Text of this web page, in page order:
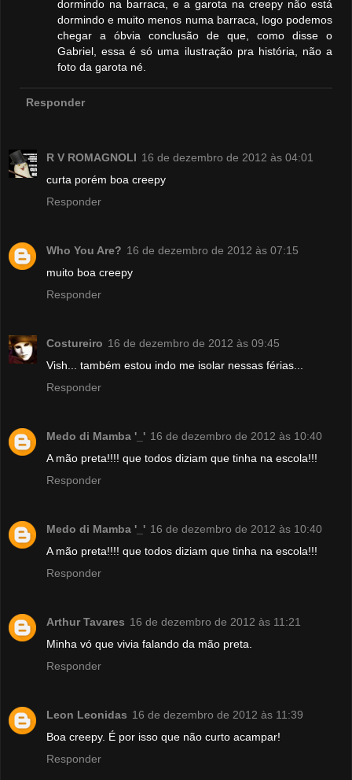
dormindo na barraca, e a garota na creepy não está
dormindo e muito menos numa barraca, logo podemos
chegar a óbvia conclusão de que, como disse o
Gabriel, essa é só uma ilustração pra história, não a
foto da garota né.
Responder
R V ROMAGNOLI 16 de dezembro de 2012 às 04:01
curta porém boa creepy
Responder
Who You Are? 16 de dezembro de 2012 às 07:15
muito boa creepy
Responder
Costureiro 16 de dezembro de 2012 às 09:45
Vish... também estou indo me isolar nessas férias...
Responder
Medo di Mamba '_' 16 de dezembro de 2012 às 10:40
A mão preta!!!! que todos diziam que tinha na escola!!!
Responder
Medo di Mamba '_' 16 de dezembro de 2012 às 10:40
A mão preta!!!! que todos diziam que tinha na escola!!!
Responder
Arthur Tavares 16 de dezembro de 2012 às 11:21
Minha vó que vivia falando da mão preta.
Responder
Leon Leonidas 16 de dezembro de 2012 às 11:39
Boa creepy. É por isso que não curto acampar!
Responder